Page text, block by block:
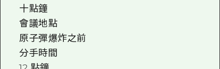
十點鐘
會議地點
原子彈爆炸之前
分手時間